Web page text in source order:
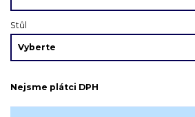
Stůl
Nejsme plátci DPH